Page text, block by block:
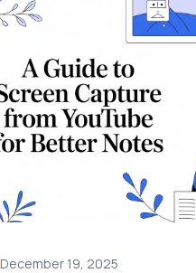
December 19, 2025